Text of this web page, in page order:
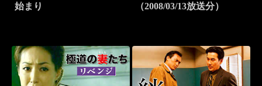
始まり
（2008/03/13放送分）